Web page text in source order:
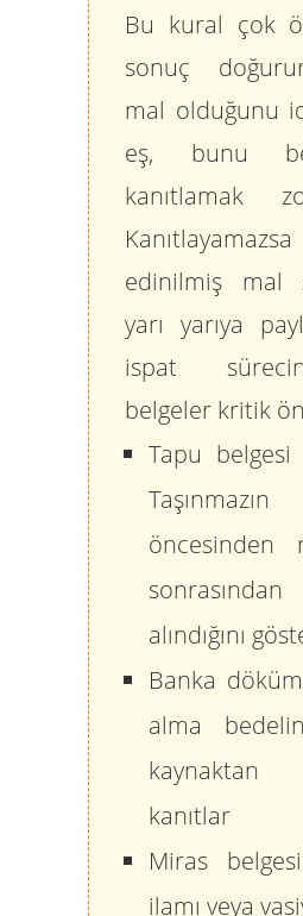
Bu kural çok
sonuç
mal olduğunu
eş, bunu
kanıtlamak
edinilmiş mal
yarı yarıya
ispat
belgeler kritik
Tapu
öncesinden
alındığını
Banka
alma
kaynaktan
kanıtlar
Miras
ilamı veya